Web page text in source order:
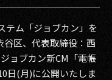
テム「ジョブカン」を
区、代表取締役：西
ョブカン新CM「電帳
日(月)に公開いたしま